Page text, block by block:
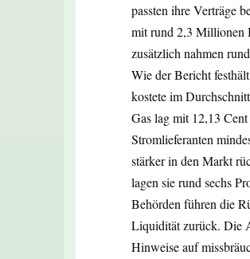
passten ihre Verträge
mit rund 2,3 Millionen
zusätzlich nahmen
Wie der Bericht
kostete im
Gas lag mit 12,13
Stromlieferanten
stärker in den Markt
lagen sie rund sechs
Behörden führen die
Liquidität zurück. Die
Hinweise auf